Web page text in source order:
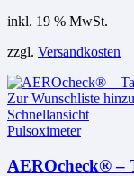
inkl. 19 % MwSt.
zzgl. Versandkosten
Zur Wunschliste
Schnellansicht
Pulsoximeter
AEROcheck® –